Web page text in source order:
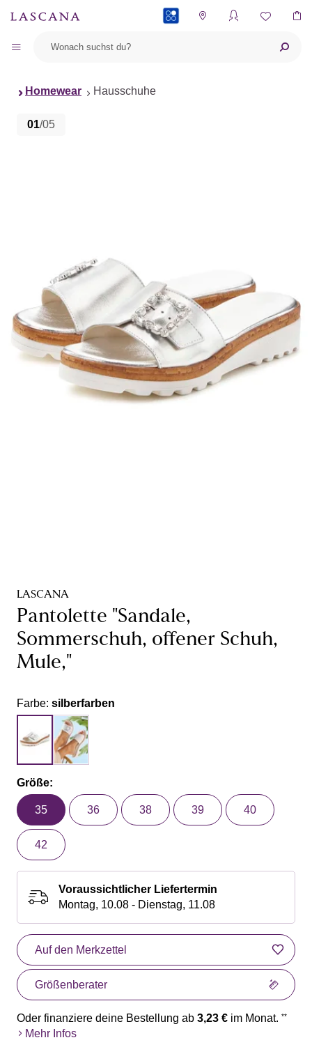
Homewear Hausschuhe
01/05
LASCANA
Pantolette "Sandale,
Sommerschuh, offener Schuh,
Mule,"
Farbe: silberfarben
Größe:
35 36 38 39 40
42
Voraussichtlicher Liefertermin
Montag, 10.08 - Dienstag, 11.08
Auf den Merkzettel
Größenberater
Oder finanziere deine Bestellung ab 3,23 € im Monat. **
Mehr Infos